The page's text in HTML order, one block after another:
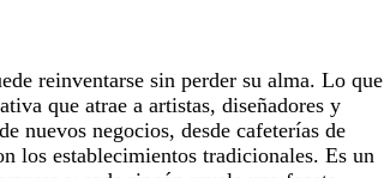
reinventarse sin perder su alma. Lo que
que atrae a artistas, diseñadores y
nuevos negocios, desde cafeterías de
los establecimientos tradicionales. Es un